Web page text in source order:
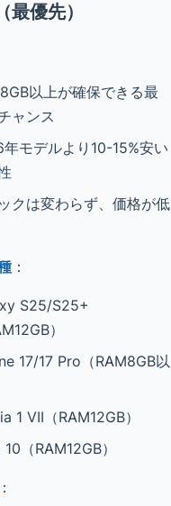
最優先）
以上が確保できる最
ャンス
モデルより10-15%安い
クは変わらず、価格が低
：
S25/S25+
）
17/17 Pro（RAM8GB以
1 VII（RAM12GB）
（RAM12GB）
：